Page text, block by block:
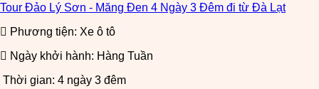
Tour Đảo Lý Sơn - Măng Đen 4 Ngày 3 Đêm đi từ Đà Lạt
Phương tiện: Xe ô tô
Ngày khởi hành: Hàng Tuần
Thời gian: 4 ngày 3 đêm